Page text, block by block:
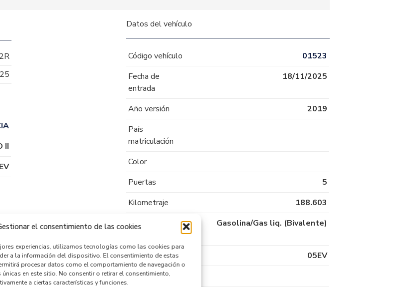
el consentimiento de las cookies
experiencias, utilizamos tecnologías como las cookies para
a la información del dispositivo. El consentimiento de estas
procesar datos como el comportamiento de navegación o
en este sitio. No consentir o retirar el consentimiento,
a ciertas características y funciones.
II
Datos del vehículo
Código vehículo
01523
Fecha de
entrada
18/11/2025
Año versión
2019
País
matriculación
Color
Puertas
5
Kilometraje
188.603
Tipo de
Gasolina/Gas liq. (Bivalente)
Código motor
05EV
Código cambio